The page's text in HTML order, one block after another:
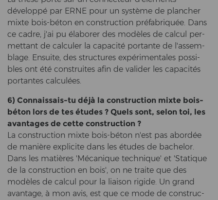
développé par ERNE pour un système de plan­cher
mixte bois-​béton en con­struc­tion préfabriquée. Dans
ce cadre, j'ai pu élaborer des modèles de cal­cul per­
met­tant de cal­cu­ler la capacité portan­te de l'as­sem­
bla­ge. En­suite, des struc­tu­res expérimentales pos­si­
bles ont été con­strui­tes afin de va­li­der les capacités
portan­tes calculées.
6) Connaissais-​tu déjà la con­struc­tion mixte bois-​
béton lors de tes études ? Quels sont, selon toi, les
avan­ta­ges de cette con­struc­tion ?
La con­struc­tion mixte bois-​béton n'est pas abordée
de manière ex­pli­ci­te dans les études de ba­che­lor.
Dans les matières 'Mécanique tech­ni­que' et 'Sta­tique
de la con­struc­tion en bois', on ne trai­te que des
modèles de cal­cul pour la li­ai­son ri­gi­de. Un grand
avan­ta­ge, à mon avis, est que ce mode de con­struc­